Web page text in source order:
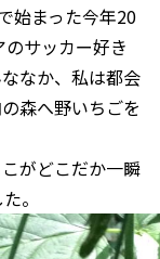
始まった今年20
サッカー好き
なか、私は都会
森へ野いちごを
がどこだか一瞬
。